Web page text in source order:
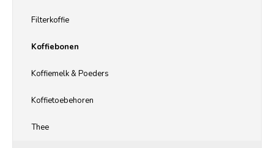
Filterkoffie
Koffiebonen
Koffiemelk & Poeders
Koffietoebehoren
Thee